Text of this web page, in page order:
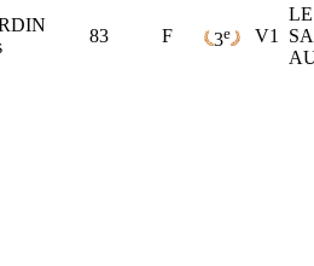
83 F 3e V1